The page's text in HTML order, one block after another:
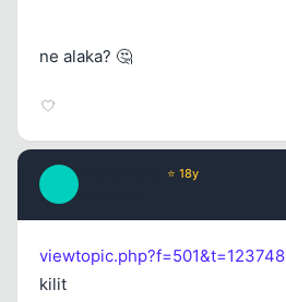
ne alaka? 🤔
⭐ 18y
viewtopic.php?f=501&t=123748
kilit